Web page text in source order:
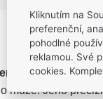
ze žlutého zlata
muže. Jeho
Kliknutím na
preferenční,
pohodlné
reklamou. Své
cookies.